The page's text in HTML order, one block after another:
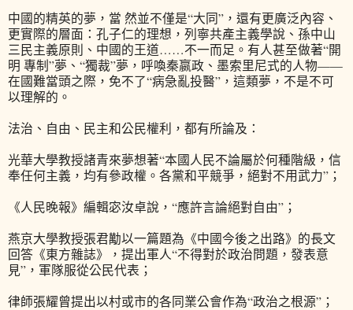
中國的精英的夢，當 然並不僅是“大同”，還有更廣泛內容、
更實際的層面：孔子仁的理想，列寧共產主義學說、孫中山
三民主義原則、中國的王道……不一而足。有人甚至做著“開
明 專制”夢、“獨裁”夢，呼喚秦嬴政、墨索里尼式的人物——
在國難當頭之際，免不了“病急亂投醫”，這類夢，不是不可
以理解的。
法治、自由、民主和公民權利，都有所論及：
光華大學教授諸青來夢想著“本國人民不論屬於何種階級，信
奉任何主義，均有參政權。各黨和平競爭，絕對不用武力”；
《人民晚報》編輯宓汝卓說，“應許言論絕對自由”；
燕京大學教授張君勱以一篇題為《中國今後之出路》的長文
回答《東方雜誌》，提出軍人“不得對於政治問題，發表意
見”，軍隊服從公民代表；
律師張耀曾提出以村或市的各同業公會作為“政治之根源”；